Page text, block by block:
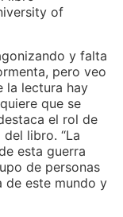
of
y falta
pero veo
la lectura hay
que se
el rol de
libro. “La
esta guerra
de personas
de este mundo y